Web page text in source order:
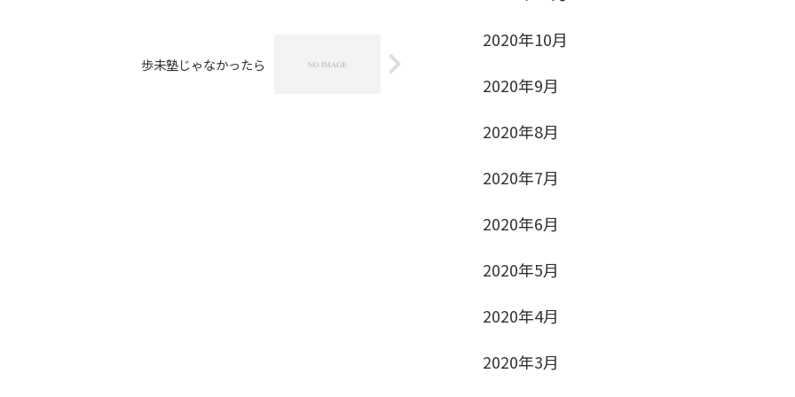
歩未塾じゃなかったら
2020年10月
2020年9月
2020年8月
2020年7月
2020年6月
2020年5月
2020年4月
2020年3月